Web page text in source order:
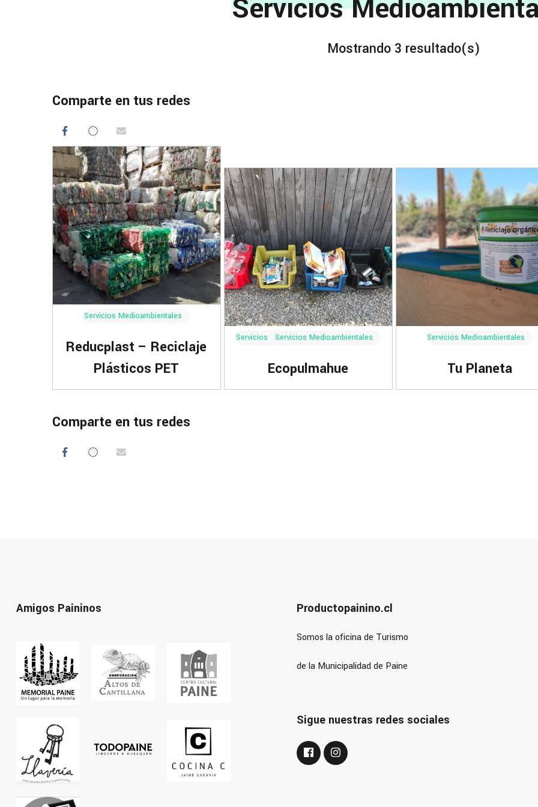
Servicios
Mostrando 3 resultado(s)
Comparte en tus redes
Servicios Medioambientales
Reducplast – Reciclaje
Plásticos PET
Servicios Servicios Medioambientales
Ecopulmahue
Servicios Medioambientales
Tu Planeta
Comparte en tus redes
Amigos Paininos Productopainino.cl
Somos la oficina de Turismo
de la Municipalidad de Paine
Sigue nuestras redes sociales